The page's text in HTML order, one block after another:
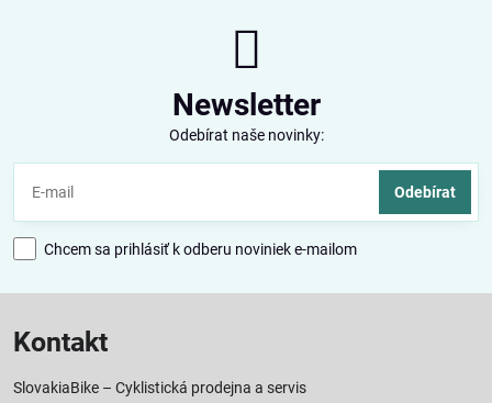
Newsletter
Odebírat naše novinky:
Odebírat
Chcem sa prihlásiť k odberu noviniek e-mailom
Kontakt
SlovakiaBike – Cyklistická prodejna a servis